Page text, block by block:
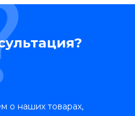
о наших товарах,